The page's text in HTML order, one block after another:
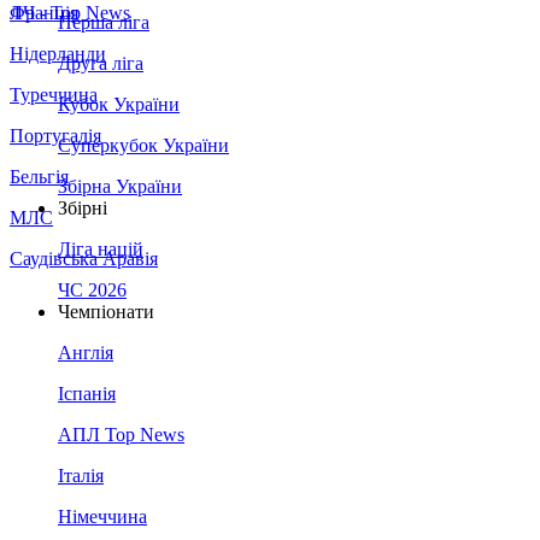
Франція
Нідерланди
Туреччина
Португалія
Бельгія
МЛС
Саудівська Аравія
ЛЧ - Top News
Перша ліга
Друга ліга
Кубок України
Суперкубок України
Збірна України
Збірні
Ліга націй
ЧС 2026
Чемпіонати
Англія
Іспанія
АПЛ Top News
Італія
Німеччина